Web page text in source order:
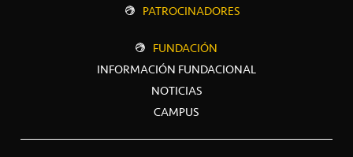
PATROCINADORES
FUNDACIÓN
INFORMACIÓN FUNDACIONAL
NOTICIAS
CAMPUS